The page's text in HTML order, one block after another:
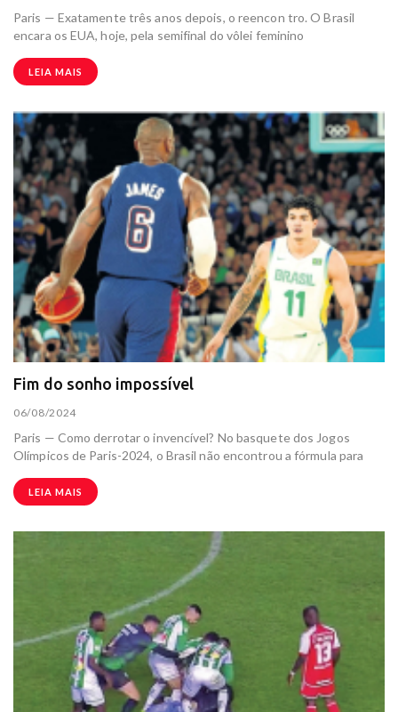
Paris — Exatamente três anos depois, o reencon tro. O Brasil
encara os EUA, hoje, pela semifinal do vôlei feminino
LEIA MAIS
Fim do sonho impossível
06/08/2024
Paris — Como derrotar o invencível? No basquete dos Jogos
Olímpicos de Paris-2024, o Brasil não encontrou a fórmula para
LEIA MAIS